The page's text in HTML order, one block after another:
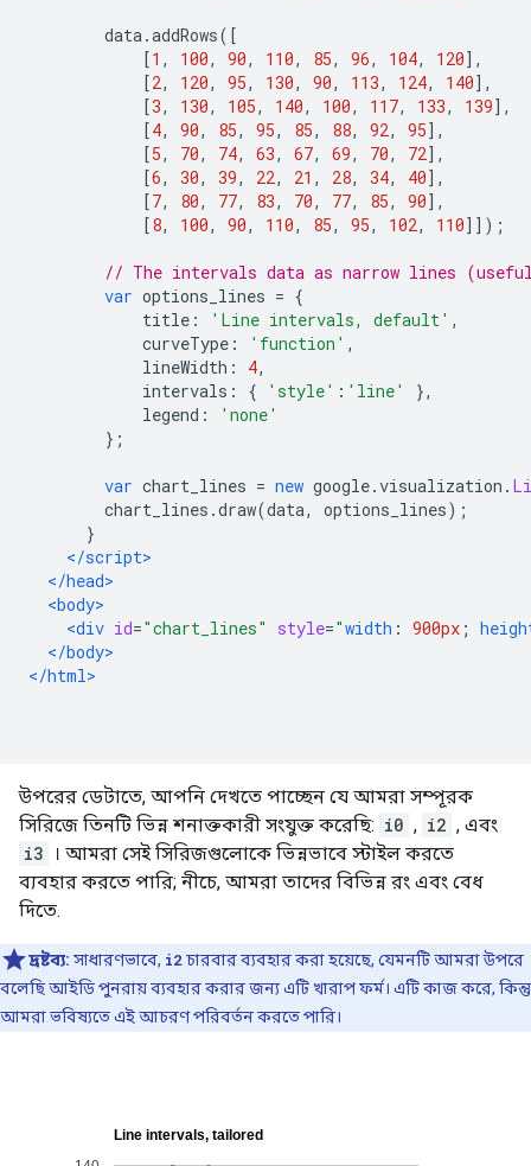
data.addRows([
[1 , 100, 90, 110, 85, 96, 104, 120],
[2, 120, 95, 130, 90, 113, 124, 140],
[3, 130, 105, 140, 100, 117, 133, 139],
[4, 90, 85, 95, 85, 88, 92, 95],
[5, 70, 74, 63, 67, 69, 70, 72],
[6, 30, 39, 22, 21 , 28, 34, 40],
[7, 80, 77, 83, 70, 77, 85, 90],
[8, 100, 90, 110, 85, 95, 102, 110]]);
// The intervals data as narrow lines
var options_lines = {
title : 'Line intervals, default' ,
curveType : 'function' ,
lineWidth : 4,
intervals : { 'style' : 'line'
},
legend :
'none'
};
var chart_lines = new google.visualization .
chart_lines .draw(data, options_lines);
}
</script>
</head>
<body>
<div id="chart_lines" style="width : 900px ;
</body>
</html>
উপরের ডেটাতে, আপনি দেখতে পাচ্ছেন যে আমরা সম্পূরক
সিরিজে তিনটি ভিন্ন শনাক্তকারী সংযুক্ত করেছি: i0 , i2 , এবং
i3
। আমরা সেই সিরিজগুলোকে ভিন্নভাবে স্টাইল করতে
ব্যবহার করতে পারি; নীচে, আমরা তাদের বিভিন্ন রং এবং বেধ
দিতে.
দ্রষ্টব্য: সাধারণভাবে, i2চারবার ব্যবহার করা হয়েছে, যেমনটি আমরা উপরে
বলেছি আইডি পুনরায় ব্যবহার করার জন্য এটি খারাপ ফর্ম। এটি কাজ করে, কিন্তু
আমরা ভবিষ্যতে এই আচরণ পরিবর্তন করতে পারি।